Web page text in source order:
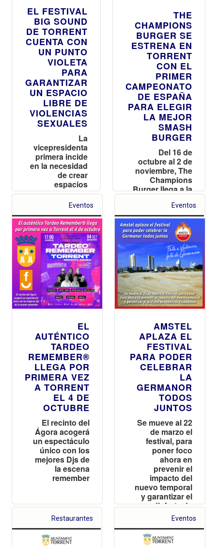
EL FESTIVAL
BIG SOUND
DE TORRENT
CUENTA CON
UN PUNTO
VIOLETA
PARA
GARANTIZAR
UN ESPACIO
LIBRE DE
VIOLENCIAS
SEXUALES
La
vicepresidenta
primera incide
en la necesidad
de crear
espacios
seguros donde
disfrutar del
y con plena
libertad”
THE
CHAMPIONS
BURGER SE
ESTRENA EN
TORRENT
CON EL
PRIMER
CAMPEONATO
DE ESPAÑA
PARA ELEGIR
LA MEJOR
SMASH
BURGER
Del 16 de
octubre al 2 de
noviembre, The
Champions
Burger llega a la
nueva apuesta
que está
revolucionando
el sector de las
hamburguesas
Eventos
EL
AUTÉNTICO
TARDEO
REMEMBER®
LLEGA POR
PRIMERA VEZ
A TORRENT
EL 4 DE
OCTUBRE
El recinto del
Ágora acogerá
un espectáculo
único con los
mejores Djs de
la escena
remember
Eventos
AMSTEL
APLAZA EL
FESTIVAL
PARA PODER
CELEBRAR
LA
GERMANOR
TODOS
JUNTOS
Se mueve al 22
de marzo el
festival, para
poner foco
ahora en
prevenir el
impacto del
nuevo temporal
y garantizar el
disfrute de
todos los
ciudadanos
Restaurantes Eventos